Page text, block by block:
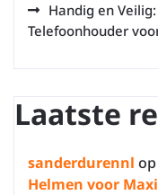
Handig en
Telefoonhouder
Laatste
sanderdurennl op
Helmen voor